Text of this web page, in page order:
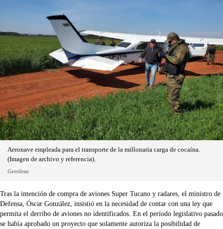
Aeronave empleada para el transporte de la millonaria carga de cocaína.
(Imagen de archivo y referencia).
Gentileza
Tras la intención de compra de aviones Super Tucano y radares, el ministro de
Defensa, Óscar González, insistió en la necesidad de contar con una ley que
permita el derribo de aviones no identificados. En el período legislativo pasado
se había aprobado un proyecto que solamente autoriza la posibilidad de